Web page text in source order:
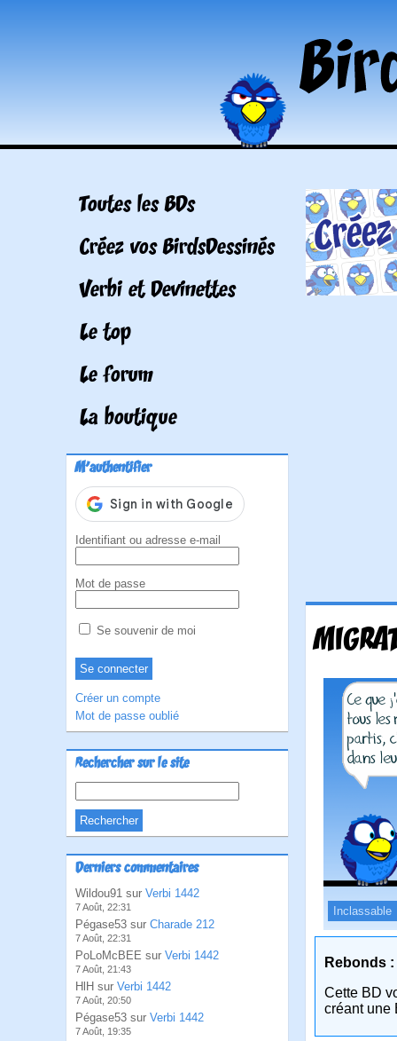
Toutes les BDs
Créez vos BirdsDessinés
Verbi et Devinettes
Le top
Le forum
La boutique
M'authentifier
Identifiant ou adresse e-mail
Mot de passe
Se souvenir de moi
Créer un compte
Mot de passe oublié
Rechercher sur le site
Derniers commentaires
Wildou91 sur Verbi 1442
7 Août, 22:31
Pégase53 sur Charade 212
7 Août, 22:31
PoLoMcBEE sur Verbi 1442
7 Août, 21:43
HlH sur Verbi 1442
7 Août, 20:50
Pégase53 sur Verbi 1442
7 Août, 19:35
Inclassable
Rebonds :
Cette BD
créant une